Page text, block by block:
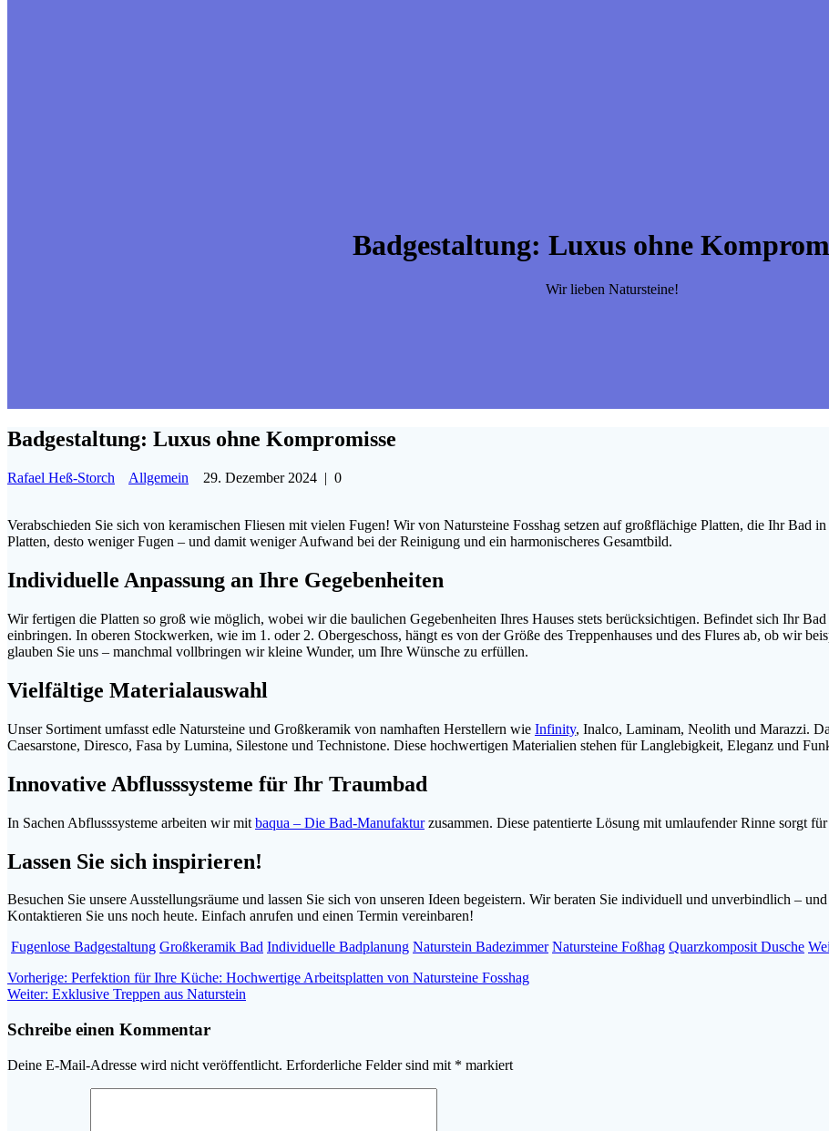
Badgestaltung: Luxus ohne
Wir lieben Natursteine!
Badgestaltung: Luxus ohne Kompromisse
Rafael Heß-Storch Allgemein 29. Dezember 2024 | 0
Verabschieden Sie sich von keramischen Fliesen mit vielen Fugen! Wir von Natursteine Fosshag setzen auf großflächige Platten, die Ihr Bad
Platten, desto weniger Fugen – und damit weniger Aufwand bei der Reinigung und ein harmonischeres Gesamtbild.
Individuelle Anpassung an Ihre Gegebenheiten
Wir fertigen die Platten so groß wie möglich, wobei wir die baulichen Gegebenheiten Ihres Hauses stets berücksichtigen. Befindet sich Ihr
einbringen. In oberen Stockwerken, wie im 1. oder 2. Obergeschoss, hängt es von der Größe des Treppenhauses und des Flures ab, ob wir
glauben Sie uns – manchmal vollbringen wir kleine Wunder, um Ihre Wünsche zu erfüllen.
Vielfältige Materialauswahl
Unser Sortiment umfasst edle Natursteine und Großkeramik von namhaften Herstellern wie Infinity, Inalco, Laminam, Neolith und Marazzi.
Caesarstone, Diresco, Fasa by Lumina, Silestone und Technistone. Diese hochwertigen Materialien stehen für Langlebigkeit, Eleganz und
Innovative Abflusssysteme für Ihr Traumbad
In Sachen Abflusssysteme arbeiten wir mit baqua – Die Bad-Manufakturzusammen. Diese patentierte Lösung mit umlaufender Rinne sorgt
Lassen Sie sich inspirieren!
Besuchen Sie unsere Ausstellungsräume und lassen Sie sich von unseren Ideen begeistern. Wir beraten Sie individuell und unverbindlich –
Kontaktieren Sie uns noch heute. Einfach anrufen und einen Termin vereinbaren!
Fugenlose Badgestaltung Großkeramik Bad Individuelle Badplanung Naturstein Badezimmer Natursteine Foßhag Quarzkomposit Dusche
Beitragsnavigation
Vorherige: Vorheriger
Beitrag:
Perfektion für Ihre Küche: Hochwertige Arbeitsplatten von Natursteine Fosshag
Weiter: Nächster
Exklusive Treppen aus Naturstein
Schreibe einen Kommentar
Deine E-Mail-Adresse wird nicht veröffentlicht. Erforderliche Felder sind mit * markiert